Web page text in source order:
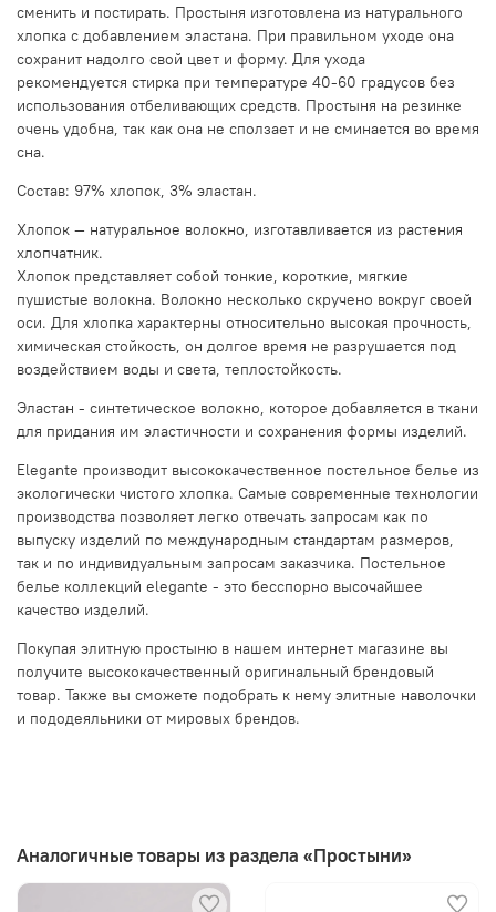
сменить и постирать. Простыня изготовлена из натурального
хлопка с добавлением эластана. При правильном уходе она
сохранит надолго свой цвет и форму. Для ухода
рекомендуется стирка при температуре 40-60 градусов без
использования отбеливающих средств. Простыня на резинке
очень удобна, так как она не сползает и не сминается во время
сна.
Состав: 97% хлопок, 3% эластан.
Хлопок — натуральное волокно, изготавливается из растения
хлопчатник.
Хлопок представляет собой тонкие, короткие, мягкие
пушистые волокна. Волокно несколько скручено вокруг своей
оси. Для хлопка характерны относительно высокая прочность,
химическая стойкость, он долгое время не разрушается под
воздействием воды и света, теплостойкость.
Эластан - синтетическое волокно, которое добавляется в ткани
для придания им эластичности и сохранения формы изделий.
Elegante производит высококачественное постельное белье из
экологически чистого хлопка. Самые современные технологии
производства позволяет легко отвечать запросам как по
выпуску изделий по международным стандартам размеров,
так и по индивидуальным запросам заказчика. Постельное
белье коллекций elegante - это бесспорно высочайшее
качество изделий.
Покупая элитную простыню в нашем интернет магазине вы
получите высококачественный оригинальный брендовый
товар. Также вы сможете подобрать к нему элитные наволочки
и пододеяльники от мировых брендов.
Аналогичные товары из раздела «Простыни»